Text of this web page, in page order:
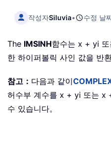
작성자Siluvia• 수정 날
The IMSINH함수는 x + yi
한 하이퍼볼릭 사인 값을 반환
참고： 다음과 같이
허수부 계수를 x + yi 또는 x
수 있습니다。